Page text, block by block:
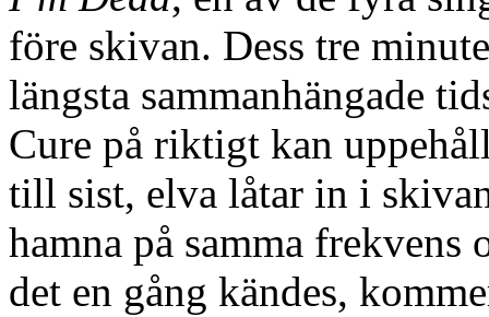
före skivan. Dess tre
längsta sammanhängade
Cure på riktigt kan
till sist, elva låtar in i
hamna på samma frekvens
det en gång kändes,